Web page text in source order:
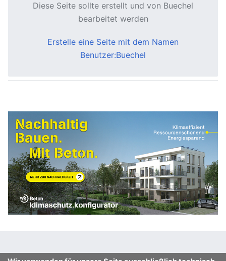
Diese Seite sollte erstellt und von Buechel
bearbeitet werden
Erstelle eine Seite mit dem Namen
Benutzer:Buechel